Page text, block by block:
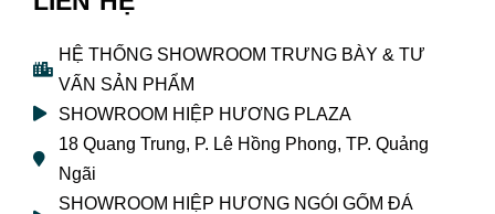
HỆ THỐNG SHOWROOM TRƯNG BÀY & TƯ
VẤN SẢN PHẨM
SHOWROOM HIỆP HƯƠNG PLAZA
18 Quang Trung, P. Lê Hồng Phong, TP. Quảng
Ngãi
SHOWROOM HIỆP HƯƠNG NGÓI GỐM ĐÁ